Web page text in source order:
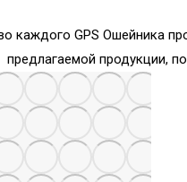
каждого GPS Ошейника
предлагаемой продукции,